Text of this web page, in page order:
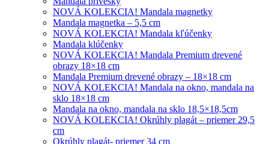
NOVÁ KOLEKCIA! Mandala magnetky
Mandala magnetka – 5,5 cm
NOVÁ KOLEKCIA! Mandala kľúčenky
Mandala klúčenky
NOVÁ KOLEKCIA! Mandala Premium drevené
obrazy 18×18 cm
Mandala Premium drevené obrazy – 18×18 cm
NOVÁ KOLEKCIA! Mandala na okno, mandala na
sklo 18×18 cm
Mandala na okno, mandala na sklo 18,5×18,5cm
NOVÁ KOLEKCIA! Okrúhly plagát – priemer 29,5
cm
Okrúhly plagát- priemer 34 cm